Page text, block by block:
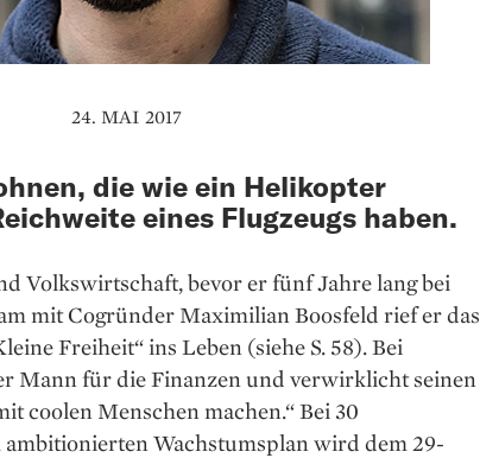
24. MAI 2017
die wie ein Helikopter
eines Flugzeugs haben.
Volkswirtschaft, bevor er fünf Jahre lang bei
mit Cogründer Maximilian Boosfeld rief er das
Freiheit“ ins Leben (siehe S. 58). Bei
Mann für die Finanzen und verwirklicht seinen
coolen Menschen machen.“ Bei 30
Wachstumsplan wird dem 29-